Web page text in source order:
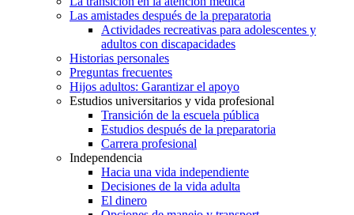
Las amistades después de la preparatoria
Actividades recreativas para adolescentes y
adultos con discapacidades
Historias personales
Preguntas frecuentes
Hijos adultos: Garantizar el apoyo
Estudios universitarios y vida profesional
Transición de la escuela pública
Estudios después de la preparatoria
Carrera profesional
Independencia
Hacia una vida independiente
Decisiones de la vida adulta
El dinero